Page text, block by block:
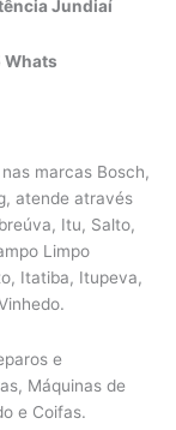
Jundiaí
Whats
marcas Bosch,
atende através
Itu, Salto,
Limpo
Itatiba, Itupeva,
e
Máquinas de
e Coifas.